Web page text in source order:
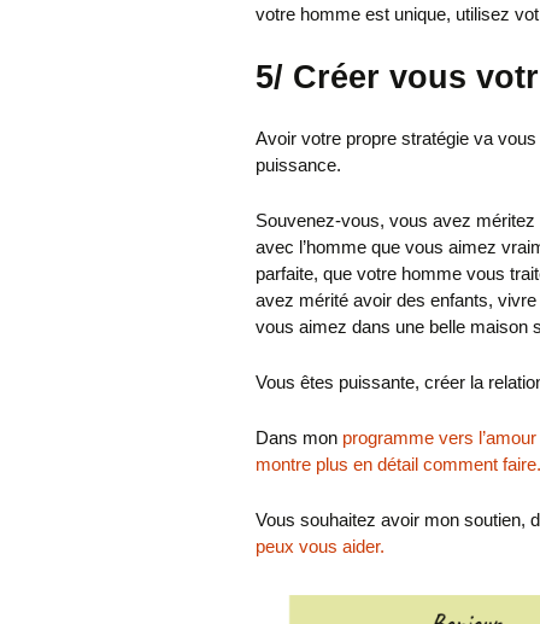
votre homme est unique, utilisez
5/ Créer vous
Avoir votre propre stratégie va
puissance.
Souvenez-vous, vous avez
avec l’homme que vous aimez
parfaite, que votre homme vous
avez mérité avoir des enfants, vivre
vous aimez dans une belle maison
Vous êtes puissante, créer la
Dans mon programme vers
montre plus en détail comment
Vous souhaitez avoir mon soutien,
peux vous aider.